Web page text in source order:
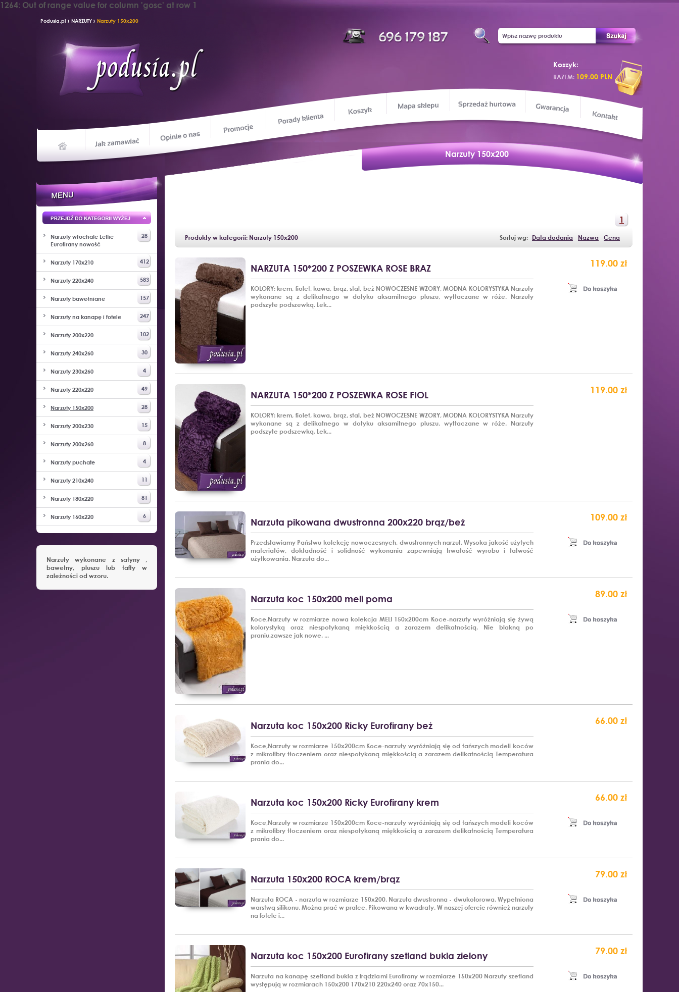
1264: Out of range value for column 'gosc' at row 1
Podusia.pl › NARZUTY › Narzuty 150x200
Koszyk:
RAZEM: 109.00 PLN
Jak zamawiać
Opinie o nas
Promocje
Porady klienta
Koszyk
Sprzedaż hurtowa
Gwarancja
Kontakt
Narzuty włochate Lettie
Eurofirany nowość
28
Narzuty 170x210 412
Narzuty 220x240 583
Narzuty bawełniane 157
Narzuty na kanapę i fotele 247
Narzuty 200x220 102
Narzuty 240x260 30
Narzuty 230x260 4
Narzuty 220x220 49
Narzuty 150x200 28
Narzuty 200x230 15
Narzuty 200x260 8
Narzuty puchate 4
Narzuty 210x240 11
Narzuty 180x220 81
Narzuty 160x220 6
Narzuty wykonane z satyny ,
bawełny, pluszu lub tafty w
zależności od wzoru.
Narzuty 150x200
1
Produkty w kategorii: Narzuty 150x200 Sortuj wg: Data dodania Nazwa Cena
NARZUTA 150*200 Z POSZEWKA ROSE BRAZ
KOLORY: krem, fiolet, kawa, brąz, stal, beż NOWOCZESNE WZORY, MODNA KOLORYSTYKA Narzuty
wykonane są z delikatnego w dotyku aksamitnego pluszu, wytłaczane w róże. Narzuty
podszyte podszewką. Lek...
119.00 zł
NARZUTA 150*200 Z POSZEWKA ROSE FIOL
KOLORY: krem, fiolet, kawa, brąz, stal, beż NOWOCZESNE WZORY, MODNA KOLORYSTYKA Narzuty
wykonane są z delikatnego w dotyku aksamitnego pluszu, wytłaczane w róże. Narzuty
podszyte podszewką. Lek...
119.00 zł
Narzuta pikowana dwustronna 200x220 brąz/beż
Przedstawiamy Państwu kolekcję nowoczesnych, dwustronnych narzut. Wysoka jakość użytych
materiałów, dokładność i solidność wykonania zapewniają trwałość wyrobu i łatwość
użytkowania. Narzuta do...
109.00 zł
Narzuta koc 150x200 meli poma
Koce,Narzuty w rozmiarze nowa kolekcja MELI 150x200cm Koce-narzuty wyróżniają się żywą
kolorystyką oraz niespotykaną miękkością a zarazem delikatnością. Nie blakną po
praniu,zawsze jak nowe. ...
89.00 zł
Narzuta koc 150x200 Ricky Eurofirany beż
Koce,Narzuty w rozmiarze 150x200cm Koce-narzuty wyróżniają się od tańszych modeli koców
z mikrofibry tłoczeniem oraz niespotykaną miękkością a zarazem delikatnością Temperatura
prania do...
66.00 zł
Narzuta koc 150x200 Ricky Eurofirany krem
Koce,Narzuty w rozmiarze 150x200cm Koce-narzuty wyróżniają się od tańszych modeli koców
z mikrofibry tłoczeniem oraz niespotykaną miękkością a zarazem delikatnością Temperatura
prania do...
66.00 zł
Narzuta 150x200 ROCA krem/brąz
Narzuta ROCA - narzuta w rozmiarze 150x200. Narzuta dwustronna - dwukolorowa. Wypełniona
warstwą silikonu. Można prać w pralce. Pikowana w kwadraty. W naszej ofercie również narzuty
na fotele i...
79.00 zł
Narzuta koc 150x200 Eurofirany szetland bukla zielony
Narzuta na kanapę szetland bukla z frądzlami Eurofirany w rozmiarze 150x200 Narzuty szetland
występują w rozmiarach 150x200 170x210 220x240 oraz 70x150...
79.00 zł